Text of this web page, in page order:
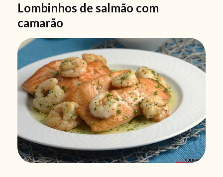
Lombinhos de salmão com
camarão